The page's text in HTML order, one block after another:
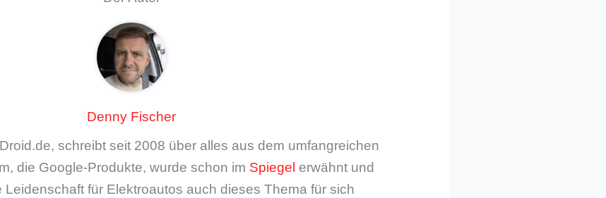
Denny Fischer
schreibt seit 2008 über alles aus dem umfangreichen
die Google-Produkte, wurde schon im Spiegel erwähnt und
Leidenschaft für Elektroautos auch dieses Thema für sich